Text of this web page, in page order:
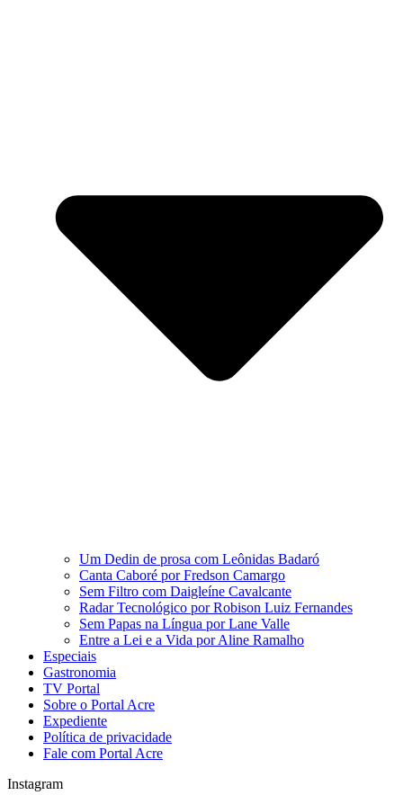
Um Dedin de prosa com Leônidas Badaró
Canta Caboré por Fredson Camargo
Sem Filtro com Daigleíne Cavalcante
Radar Tecnológico por Robison Luiz Fernandes
Sem Papas na Língua por Lane Valle
Entre a Lei e a Vida por Aline Ramalho
Especiais
Gastronomia
TV Portal
Sobre o Portal Acre
Expediente
Política de privacidade
Fale com Portal Acre
Instagram